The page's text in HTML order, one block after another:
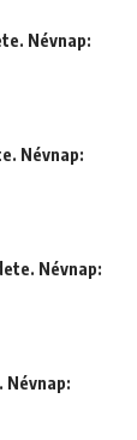
Névnap:
Névnap:
Névnap:
Névnap: